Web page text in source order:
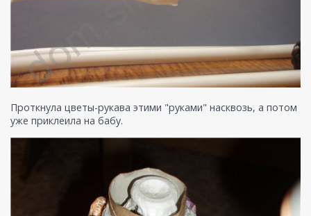
Проткнула цветы-рукава этими "руками" насквозь, а потом
уже приклеила на бабу.